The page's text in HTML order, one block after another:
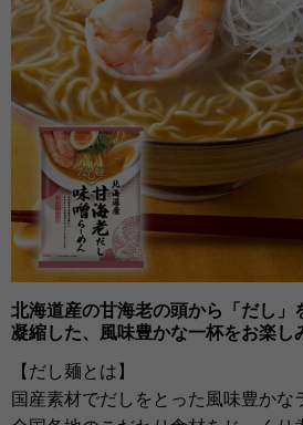
北海道産の甘海老の頭から「だし」
凝縮した、風味豊かな一杯をお楽し
【だし麺とは】
国産素材でだしをとった風味豊かな